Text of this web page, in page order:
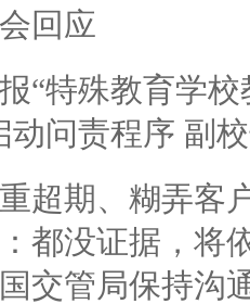
回应
“特殊教育学
动问责程序 副
超期、糊弄客
都没证据，将
交管局保持沟